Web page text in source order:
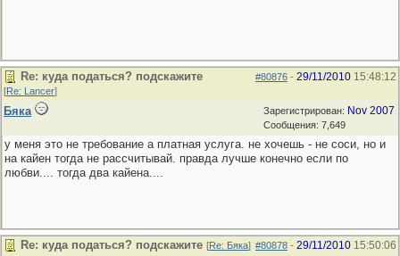
#80876 - 29/11/2010 15:48:12
Re: куда податься? подскажите
[Re: Lancer]
Зарегистрирован: Nov 2007
Сообщения: 7,649
Бяка
у меня это не требование а платная услуга. не хочешь - не соси, но и
на кайен тогда не рассчитывай. правда лучше конечно если по
любви.... тогда два кайена....
#80878 - 29/11/2010 15:50:06
Re: куда податься? подскажите [Re: Бяка]